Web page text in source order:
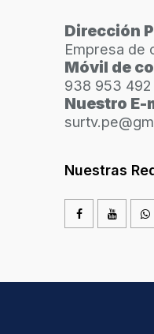
Dirección
Empresa de
Móvil de
938 953 492
Nuestro E-
Nuestras